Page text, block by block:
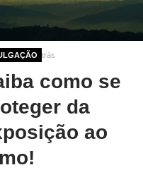
10 meses atrás
como se
da
ao